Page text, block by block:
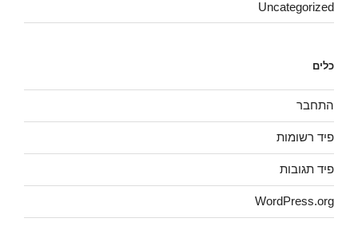
Uncategorized
כלים
התחבר
פיד רשומות
פיד תגובות
WordPress.org